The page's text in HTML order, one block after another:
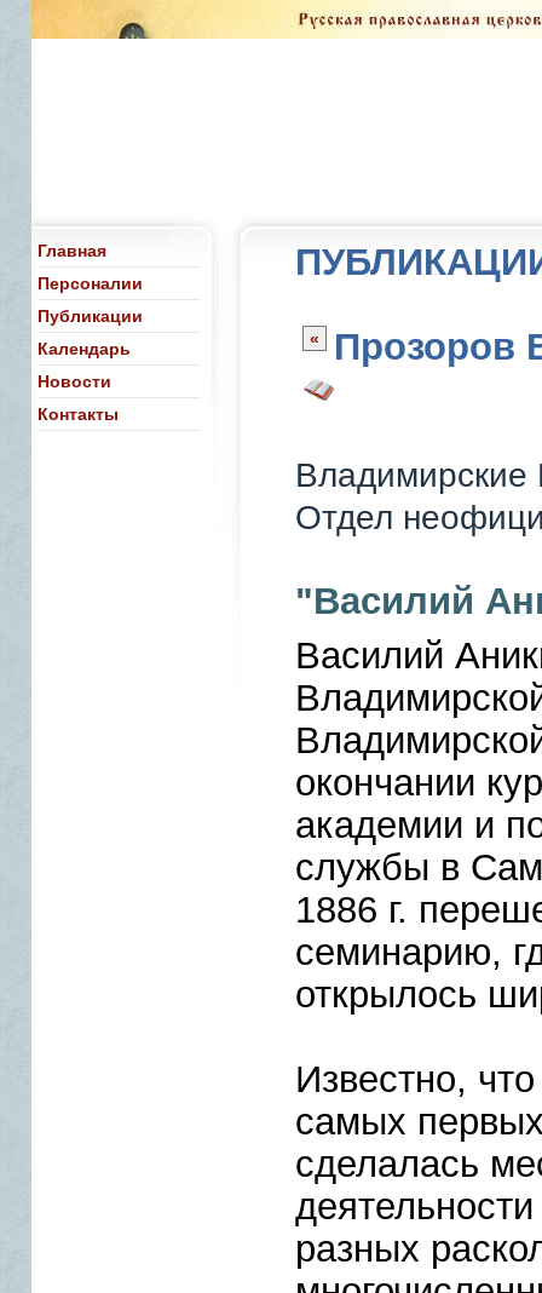
Главная
Персоналии
Публикации
Календарь
Новости
Контакты
« Прозоров
Владимирские
Отдел
"Василий
Василий
окончании
академии и
службы в
1886 г.
семинарию,
открылось
Известно,
самых
сделалась
разных